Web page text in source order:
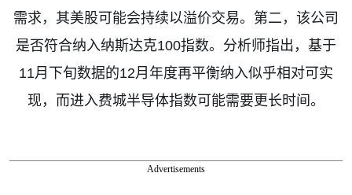
需求，其美股可能会持续以溢价交易。第二，该公司
是否符合纳入纳斯达克100指数。分析师指出，基于
11月下旬数据的12月年度再平衡纳入似乎相对可实
现，而进入费城半导体指数可能需要更长时间。
Advertisements